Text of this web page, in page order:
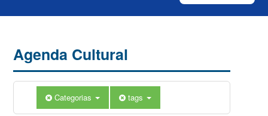
Agenda Cultural
Categorias tags